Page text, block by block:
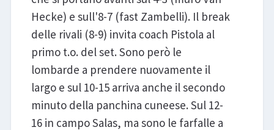
Hecke) e sull'8-7 (fast Zambelli). Il break
delle rivali (8-9) invita coach Pistola al
primo t.o. del set. Sono però le
lombarde a prendere nuovamente il
largo e sul 10-15 arriva anche il secondo
minuto della panchina cuneese. Sul 12-
16 in campo Salas, ma sono le farfalle a